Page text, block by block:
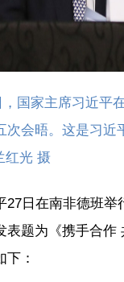
，国家主席习近平
次会晤。这是习近
红光 摄
27日在南非德班举
表题为《携手合作
下：